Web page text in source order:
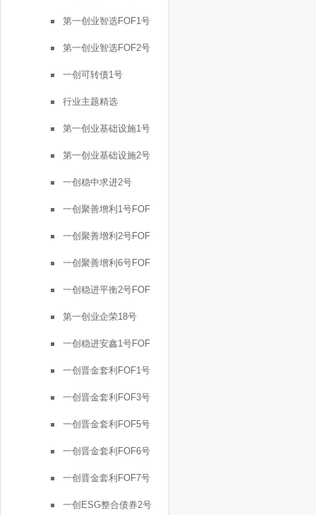
第一创业智选FOF1号
第一创业智选FOF2号
一创可转债1号
行业主题精选
第一创业基础设施1号
第一创业基础设施2号
一创稳中求进2号
一创聚善增利1号FOF
一创聚善增利2号FOF
一创聚善增利6号FOF
一创稳进平衡2号FOF
第一创业企荣18号
一创稳进安鑫1号FOF
一创晋金套利FOF1号
一创晋金套利FOF3号
一创晋金套利FOF5号
一创晋金套利FOF6号
一创晋金套利FOF7号
一创ESG整合债券2号